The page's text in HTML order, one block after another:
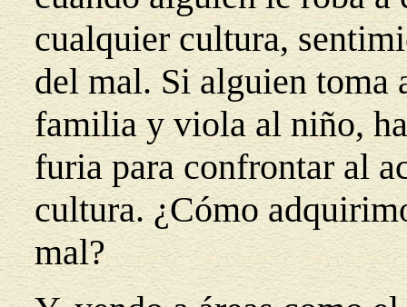
cualquier cultura,
del mal. Si alguien toma
familia y viola al niño,
furia para confrontar al
cultura. ¿Cómo
mal?